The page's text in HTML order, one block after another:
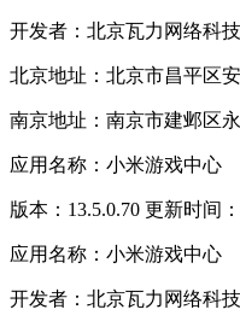
开发者：北京瓦力网络科
北京地址：北京市昌平区
南京地址：南京市建邺区
应用名称：小米游戏中心
版本：13.5.0.70 更新时间
应用名称：小米游戏中心
开发者：北京瓦力网络科